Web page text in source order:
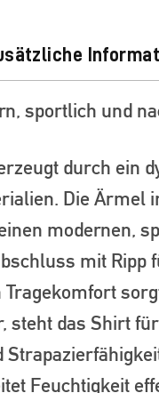
sportlich und
durch ein
Die Ärmel
modernen,
mit Ripp
steht das Shirt
Feuchtigkeit